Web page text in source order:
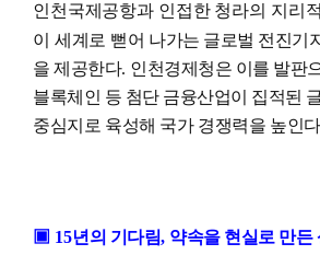
인천국제공항과 인접한 청라의 지리
이 세계로 뻗어 나가는 글로벌 전진기
을 제공한다. 인천경제청은 이를 발판
블록체인 등 첨단 금융산업이 집적된
중심지로 육성해 국가 경쟁력을 높인
▣ 15년의 기다림, 약속을 현실로 만든